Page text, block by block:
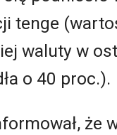
tenge
waluty w
o 40 proc.).
że